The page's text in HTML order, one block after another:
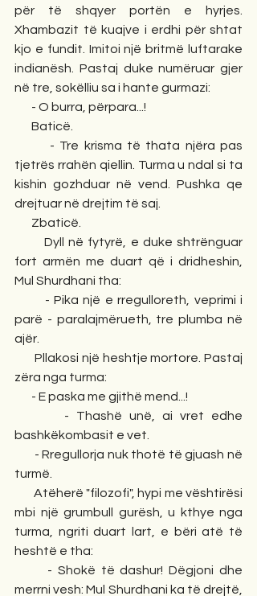
për të shqyer portën e hyrjes.
Xhambazit të kuajve i erdhi për shtat
kjo e fundit. Imitoi një britmë luftarake
indianësh. Pastaj duke numëruar gjer
në tre, sokëlliu sa i hante gurmazi:
- O burra, përpara...!
Baticë.
- Tre krisma të thata njëra pas
tjetrës rrahën qiellin. Turma u ndal si ta
kishin gozhduar në vend. Pushka qe
drejtuar në drejtim të saj.
Zbaticë.
Dyll në fytyrë, e duke shtrënguar
fort armën me duart që i dridheshin,
Mul Shurdhani tha:
- Pika një e rregulloreth, veprimi i
parë - paralajmërueth, tre plumba në
ajër.
Pllakosi një heshtje mortore. Pastaj
zëra nga turma:
- E paska me gjithë mend...!
- Thashë unë, ai vret edhe
bashkëkombasit e vet.
- Rregullorja nuk thotë të gjuash në
turmë.
Atëherë "filozofi", hypi me vështirësi
mbi një grumbull gurësh, u kthye nga
turma, ngriti duart lart, e bëri atë të
heshtë e tha:
- Shokë të dashur! Dëgjoni dhe
merrni vesh: Mul Shurdhani ka të drejtë,